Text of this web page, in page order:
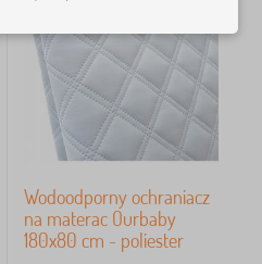
Wodoodporny ochraniacz
na materac Ourbaby
180x80 cm - poliester